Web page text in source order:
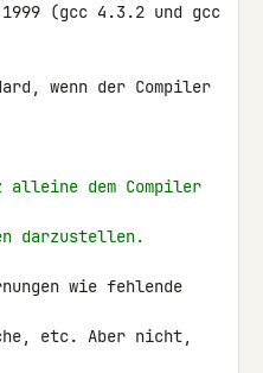
(gcc 4.3.2 und gcc
dem Compiler
darzustellen.
wie fehlende
etc. Aber nicht,